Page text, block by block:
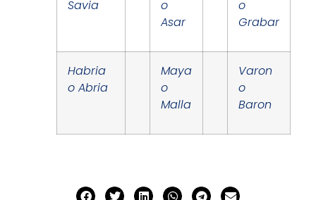
Savia
o
Asar
o
Grabar
Habria
o Abria
Maya
o
Malla
Varon
o
Baron